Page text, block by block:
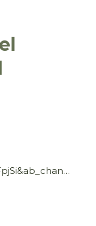
ASgPUwpje3gfq3xo4ZdbALcwl6FpjSi&ab_channel=VidaSilvestre